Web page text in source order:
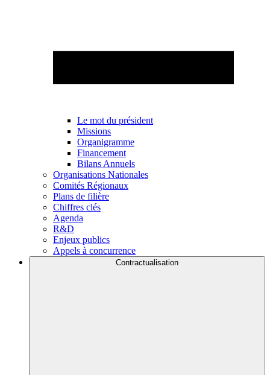
Le mot du président
Missions
Organigramme
Financement
Bilans Annuels
Organisations Nationales
Comités Régionaux
Plans de filière
Chiffres clés
Agenda
R&D
Enjeux publics
Appels à concurrence
Contractualisation